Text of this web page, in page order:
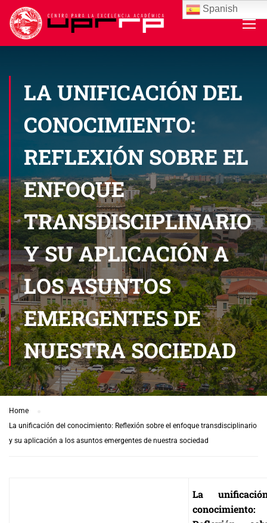
LA UNIFICACIÓN DEL
CONOCIMIENTO:
REFLEXIÓN SOBRE EL
ENFOQUE
TRANSDISCIPLINARIO
Y SU APLICACIÓN A
LOS ASUNTOS
EMERGENTES DE
NUESTRA SOCIEDAD
Home
La unificación del conocimiento: Reflexión sobre el enfoque transdisciplinario
y su aplicación a los asuntos emergentes de nuestra sociedad
La
conocimiento:
Spanish